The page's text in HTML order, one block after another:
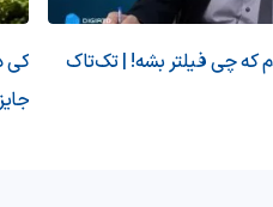
چی فیلتر بشه! | تک‌تاک
کی